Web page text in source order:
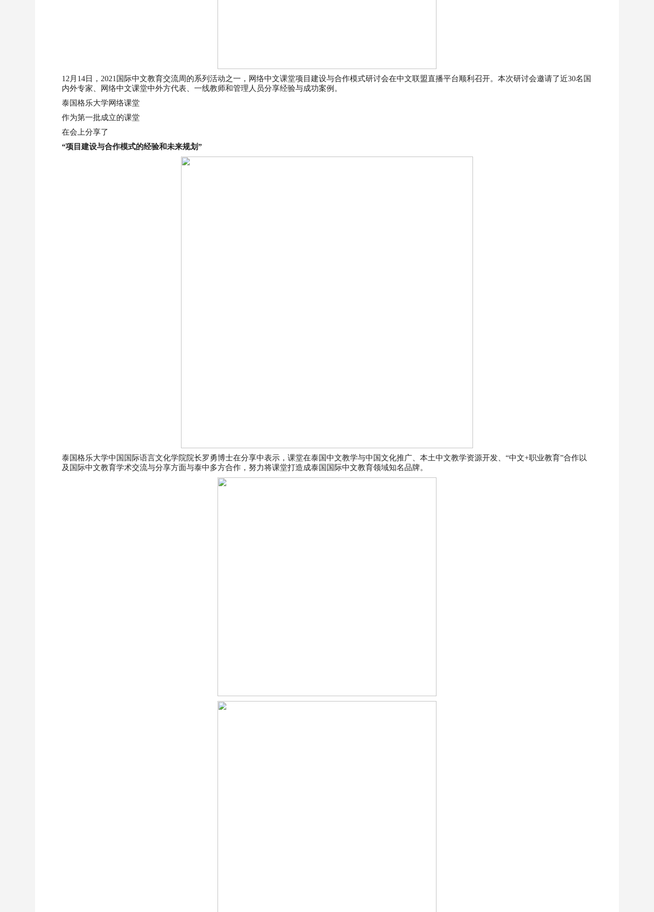
12月14日，2021国际中文教育交流周的系列活动之一，网络中文课堂项目建设与合作模式研讨会在中文联盟直播平台顺利召开。本次研讨会邀请了近30名国
内外专家、网络中文课堂中外方代表、一线教师和管理人员分享经验与成功案例。
泰国格乐大学网络课堂
作为第一批成立的课堂
在会上分享了
“项目建设与合作模式的经验和未来规划”
泰国格乐大学中国国际语言文化学院院长罗勇博士在分享中表示，课堂在泰国中文教学与中国文化推广、本土中文教学资源开发、“中文+职业教育”合作以
及国际中文教育学术交流与分享方面与泰中多方合作，努力将课堂打造成泰国国际中文教育领域知名品牌。